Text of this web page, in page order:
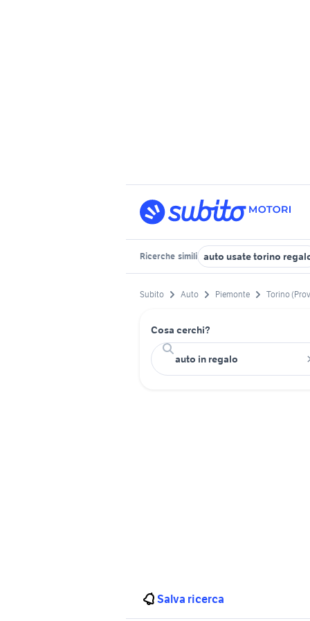
Ricerche simili auto usate torino
Subito Auto Piemonte Torino
Cosa cerchi?
Salva ricerca